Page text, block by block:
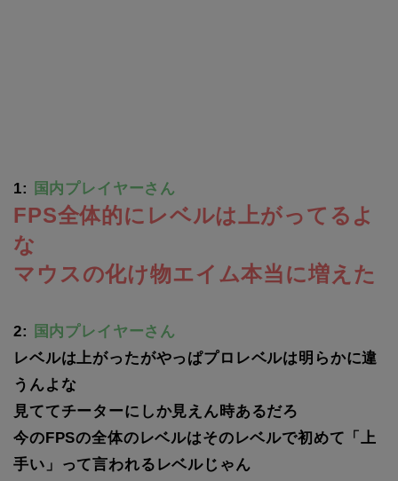
1: 国内プレイヤーさん
FPS全体的にレベルは上がってるよ
な
マウスの化け物エイム本当に増えた
2:
国内プレイヤーさん
レベルは上がったがやっぱプロレベルは明らかに違
うんよな
見ててチーターにしか見えん時あるだろ
今のFPSの全体のレベルはそのレベルで初めて「上
手い」って言われるレベルじゃん